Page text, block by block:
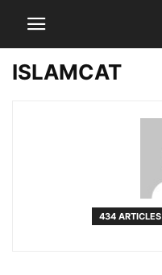
ISLAMCAT
434 ARTICLES